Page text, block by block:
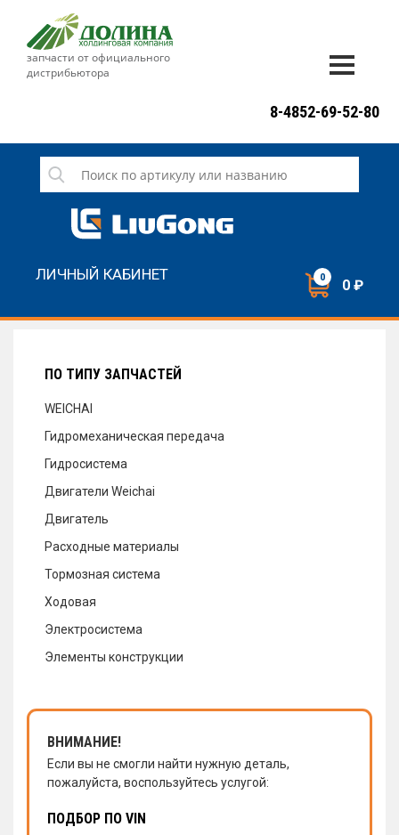
запчасти от официального
дистрибьютора
СЕРВИС
НОВОСТИ
8-4852-69-52-80
ЛИЧНЫЙ КАБИНЕТ 0 0 ₽
ПО ТИПУ ЗАПЧАСТЕЙ
WEICHAI
Гидромеханическая передача
Гидросистема
Двигатели Weichai
Двигатель
Расходные материалы
Тормозная система
Ходовая
Электросистема
Элементы конструкции
ВНИМАНИЕ!
Если вы не смогли найти нужную деталь,
пожалуйста, воспользуйтесь услугой:
ПОДБОР ПО VIN